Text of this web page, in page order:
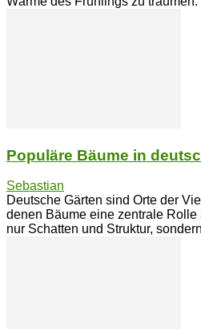
Populäre Bäume in
Sebastian
Deutsche Gärten sind Orte der
denen Bäume eine zentrale
nur Schatten und Struktur,